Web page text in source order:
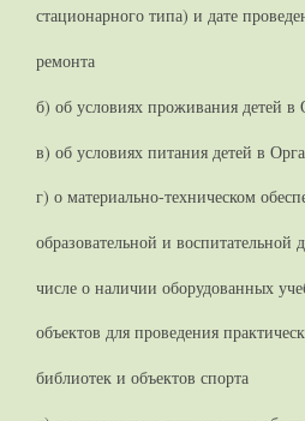
стационарного типа) и дате
ремонта
б) об условиях проживания детей в
в) об условиях питания детей в
г) о материально-техническом
образовательной и воспитательной
числе о наличии оборудованных
объектов для проведения
библиотек и объектов спорта